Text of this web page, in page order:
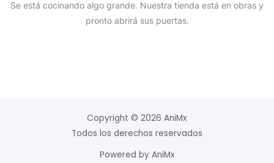
Se está cocinando algo grande. Nuestra tienda está en obras y
pronto abrirá sus puertas.
Copyright © 2026 AniMx
Todos los derechos reservados
Powered by AniMx